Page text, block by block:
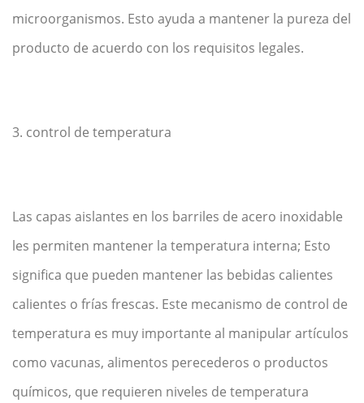
microorganismos. Esto ayuda a mantener la pureza del
producto de acuerdo con los requisitos legales.
3. control de temperatura
Las capas aislantes en los barriles de acero inoxidable
les permiten mantener la temperatura interna; Esto
significa que pueden mantener las bebidas calientes
calientes o frías frescas. Este mecanismo de control de
temperatura es muy importante al manipular artículos
como vacunas, alimentos perecederos o productos
químicos, que requieren niveles de temperatura